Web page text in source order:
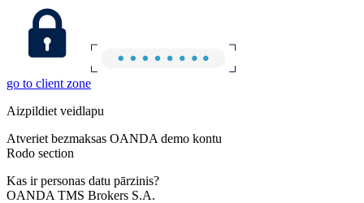
go to client zone
Aizpildiet veidlapu
Atveriet bezmaksas OANDA demo kontu
Rodo section
Kas ir personas datu pārzinis?
OANDA TMS Brokers S.A.